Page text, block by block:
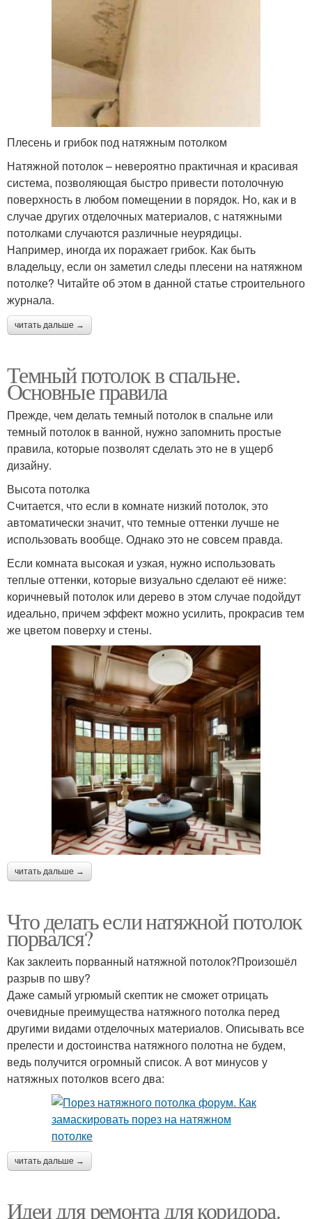
Плесень и грибок под натяжным потолком
Натяжной потолок – невероятно практичная и красивая
система, позволяющая быстро привести потолочную
поверхность в любом помещении в порядок. Но, как и в
случае других отделочных материалов, с натяжными
потолками случаются различные неурядицы.
Например, иногда их поражает грибок. Как быть
владельцу, если он заметил следы плесени на натяжном
потолке? Читайте об этом в данной статье строительного
журнала.
читать дальше →
Темный потолок в спальне.
Основные правила
Прежде, чем делать темный потолок в спальне или
темный потолок в ванной, нужно запомнить простые
правила, которые позволят сделать это не в ущерб
дизайну.
Высота потолка
Считается, что если в комнате низкий потолок, это
автоматически значит, что темные оттенки лучше не
использовать вообще. Однако это не совсем правда.
Если комната высокая и узкая, нужно использовать
теплые оттенки, которые визуально сделают её ниже:
коричневый потолок или дерево в этом случае подойдут
идеально, причем эффект можно усилить, прокрасив тем
же цветом поверху и стены.
читать дальше →
Что делать если натяжной потолок
порвался?
Как заклеить порванный натяжной потолок?Произошёл
разрыв по шву?
Даже самый угрюмый скептик не сможет отрицать
очевидные преимущества натяжного потолка перед
другими видами отделочных материалов. Описывать все
прелести и достоинства натяжного полотна не будем,
ведь получится огромный список. А вот минусов у
натяжных потолков всего два:
читать дальше →
Идеи для ремонта для коридора.